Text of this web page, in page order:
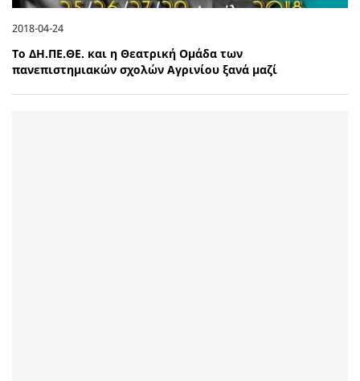
2018-04-24
Το ΔΗ.ΠΕ.ΘΕ. και η Θεατρική Ομάδα των
πανεπιστημιακών σχολών Αγρινίου ξανά μαζί